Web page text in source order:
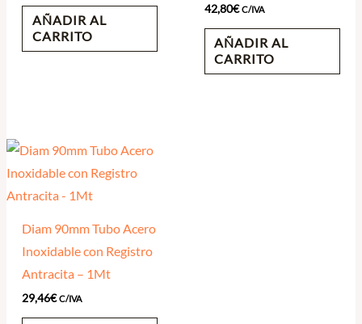
AÑADIR AL
CARRITO
42,80€ C/IVA
AÑADIR AL
CARRITO
Diam 90mm Tubo Acero
Inoxidable con Registro
Antracita – 1Mt
29,46€ C/IVA